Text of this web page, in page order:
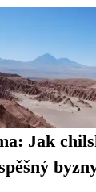
Jak